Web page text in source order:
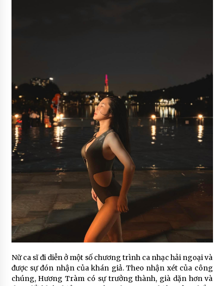
Nữ ca sĩ đi diễn ở một số chương trình ca nhạc hải ngoại và
được sự đón nhận của khán giả. Theo nhận xét của công
chúng, Hương Tràm có sự trưởng thành, già dặn hơn và